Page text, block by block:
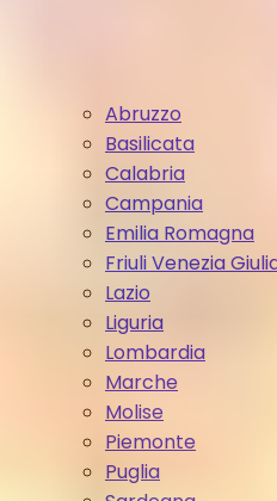
Abruzzo
Basilicata
Calabria
Campania
Emilia Romagna
Friuli Venezia
Lazio
Liguria
Lombardia
Marche
Molise
Piemonte
Puglia